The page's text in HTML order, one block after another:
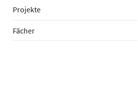
Projekte
Fächer